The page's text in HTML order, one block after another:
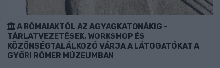
A RÓMAIAKTÓL AZ AGYAGKATONÁKIG –
TÁRLATVEZETÉSEK, WORKSHOP ÉS
KÖZÖNSÉGTALÁLKOZÓ VÁRJA A LÁTOGATÓKAT A
GYŐRI RÓMER MÚZEUMBAN